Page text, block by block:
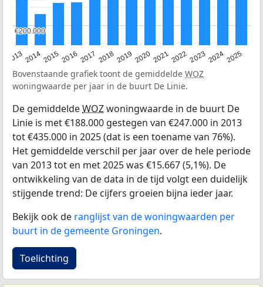
20132014201520162017 20182019 202020212022202320242025
€200.000
€200.000
Bovenstaande grafiek toont de gemiddelde WOZ
woningwaarde per jaar in de buurt De Linie.
De gemiddeldeWOZwoningwaarde in de buurt De
Linie is met €188.000 gestegen van €247.000 in 2013
tot €435.000 in 2025 (dat is een toename van 76%).
Het gemiddelde verschil per jaar over de hele periode
van 2013 tot en met 2025 was €15.667 (5,1%). De
ontwikkeling van de data in de tijd volgt een duidelijk
stijgende trend: De cijfers groeien bijna ieder jaar.
Bekijk ook de ranglijst van de woningwaarden per
buurt in de gemeente Groningen.
Toelichting